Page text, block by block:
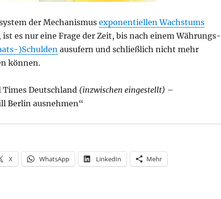
der Mechanismus exponentiellen Wachstums
es nur eine Frage der Zeit, bis nach einem Währungs-
)Schuldenausufern und schließlich nicht mehr
können.
Times Deutschland (inzwischen eingestellt) –
Berlin ausnehmen“
X WhatsApp LinkedIn Mehr